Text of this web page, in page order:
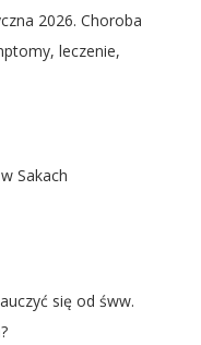
2026. Choroba
leczenie,
Sakach
się od śww.